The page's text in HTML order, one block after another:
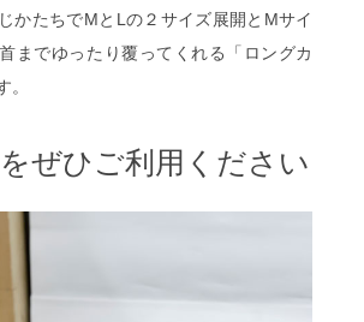
かたちでMとLの２サイズ展開とMサイ
までゆったり覆ってくれる「ロングカ
。
ぜひご利用ください